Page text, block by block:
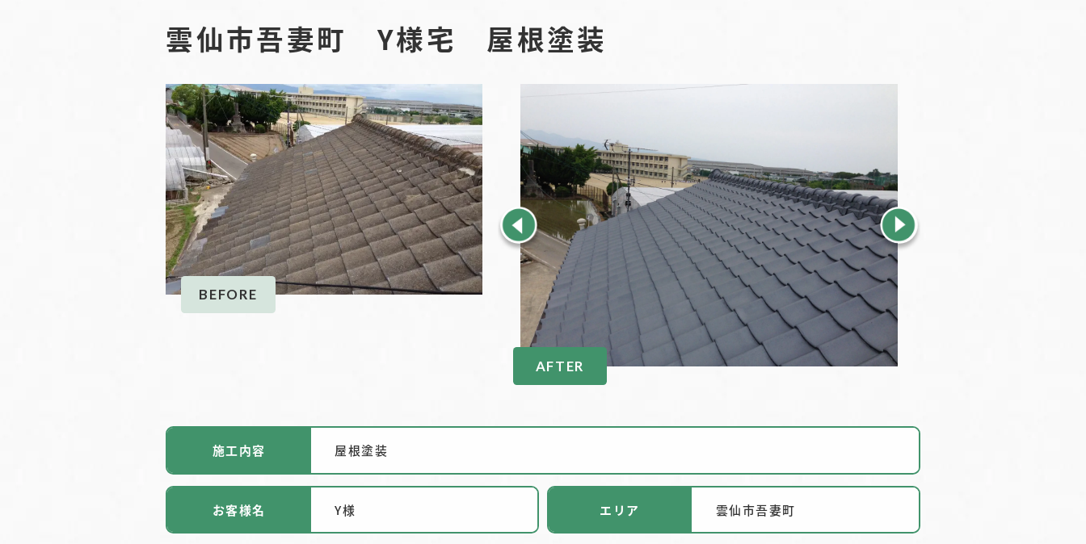
雲仙市吾妻町 Y様宅 屋根塗装
BEFORE
AFTER
施工内容 屋根塗装
お客様名 Y様 エリア 雲仙市吾妻町